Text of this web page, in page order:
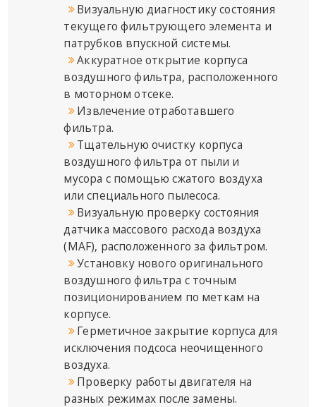
Визуальную диагностику состояния
текущего фильтрующего элемента и
патрубков впускной системы.
Аккуратное открытие корпуса
воздушного фильтра, расположенного
в моторном отсеке.
Извлечение отработавшего
фильтра.
Тщательную очистку корпуса
воздушного фильтра от пыли и
мусора с помощью сжатого воздуха
или специального пылесоса.
Визуальную проверку состояния
датчика массового расхода воздуха
(MAF), расположенного за фильтром.
Установку нового оригинального
воздушного фильтра с точным
позиционированием по меткам на
корпусе.
Герметичное закрытие корпуса для
исключения подсоса неочищенного
воздуха.
Проверку работы двигателя на
разных режимах после замены.